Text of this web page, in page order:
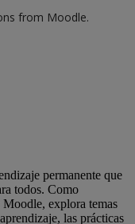
permanente que
todos. Como
Moodle, explora temas
las prácticas